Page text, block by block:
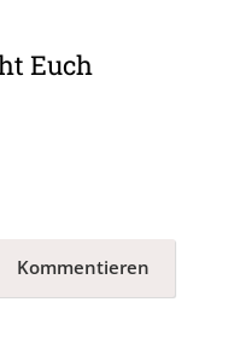
Euch
Kommentieren